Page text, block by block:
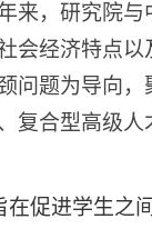
来，研究院
会经济特点以
问题为导向
复合型高级
在促进学生之